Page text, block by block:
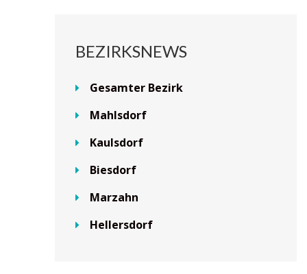
BEZIRKSNEWS
Gesamter Bezirk
Mahlsdorf
Kaulsdorf
Biesdorf
Marzahn
Hellersdorf